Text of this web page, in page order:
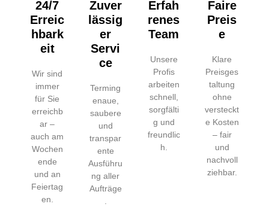
24/7
Erreic
hbark
eit
Wir sind
immer
für Sie
erreichb
ar –
auch am
Wochen
ende
und an
Feiertag
en.
Zuver
lässig
er
Servi
ce
Terming
enaue,
saubere
und
transpar
ente
Ausführu
ng aller
Aufträge
.
Erfah
renes
Team
Unsere
Profis
arbeiten
schnell,
sorgfälti
g und
freundlic
h.
Faire
Preis
e
Klare
Preisges
taltung
ohne
versteckt
e Kosten
– fair
und
nachvoll
ziehbar.